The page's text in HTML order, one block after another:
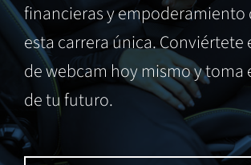
financieras y empoderamiento
esta carrera única. Conviértete
de webcam hoy mismo y toma
de tu futuro.